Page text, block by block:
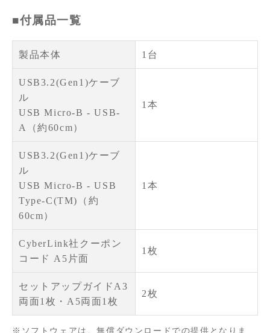
■付属品一覧
製品本体 1台
USB3.2(Gen1)ケーブ
ル
USB Micro-B - USB-
A（約60cm）
1本
USB3.2(Gen1)ケーブ
ル
USB Micro-B - USB
Type-C(TM)（約
60cm）
1本
CyberLink社クーポン
コード A5片面
1枚
セットアップガイドA3
両面1枚・A5両面1枚
2枚
※ソフトウェアは、無償ダウンロードでの提供となりま